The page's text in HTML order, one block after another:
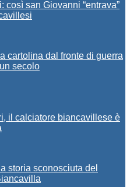
così san Giovanni “entrava”
cartolina dal fronte di guerra
secolo
il calciatore biancavillese è
storia sconosciuta del